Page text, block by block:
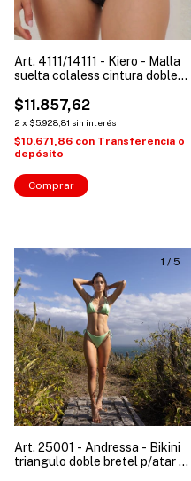
Art. 4111/14111 - Kiero - Malla
suelta colaless cintura doble
$11.857,62
2 x $5.928,81 sin interés
$10.671,86 con Transferencia o
depósito
Comprar
1 / 5
Art. 25001 - Andressa - Bikini
triangulo doble bretel p/atar y